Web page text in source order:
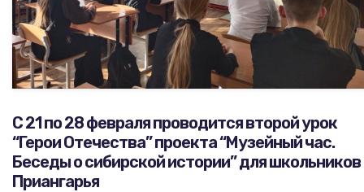
С 21 по 28 февраля проводится второй урок
“Герои Отечества” проекта “Музейный час.
Беседы о сибирской истории” для школьников
Приангарья